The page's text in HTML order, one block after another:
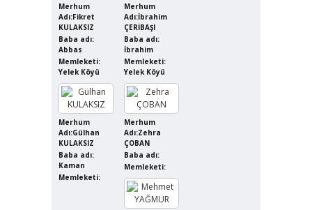
Merhum
Adı:Fikret
KULAKSIZ
Baba adı:
Abbas
Memleketi:
Yelek Köyü
Merhum
Adı:İbrahim
ÇERİBAŞI
Baba adı:
İbrahim
Memleketi:
Yelek Köyü
Merhum
Adı:Gülhan
KULAKSIZ
Baba adı:
Kaman
Memleketi:
Merhum
Adı:Zehra
ÇOBAN
Baba adı:
Memleketi: